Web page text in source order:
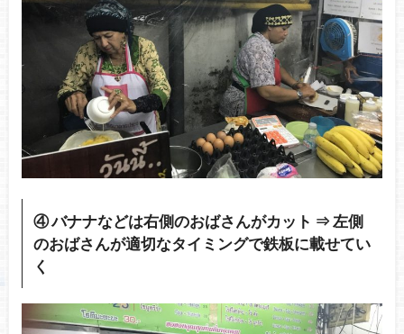
④ バナナなどは右側のおばさんがカット ⇒ 左側
のおばさんが適切なタイミングで鉄板に載せてい
く